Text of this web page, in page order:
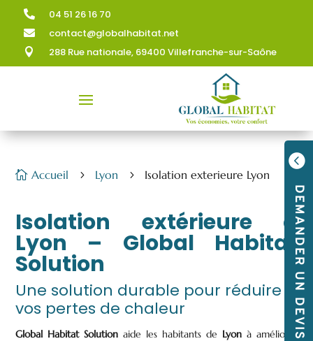
 04 51 26 16 70
 contact@globalhabitat.net
 288 Rue nationale, 69400 Villefranche-sur-Saône

DEMANDER UN DEVIS
 Accueil 5 Lyon 5 Isolation exterieure Lyon
Isolation extérieure à
Lyon – Global Habitat
Solution
Une solution durable pour réduire
vos pertes de chaleur
Global Habitat Solution aide les habitants de Lyonà améliorer